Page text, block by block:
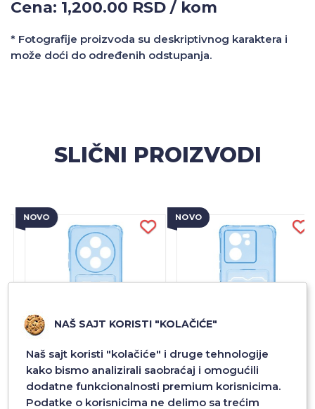
Cena: 1,200.00 RSD / kom
* Fotografije proizvoda su deskriptivnog karaktera i
može doći do određenih odstupanja.
SLIČNI PROIZVODI
NOVO
FUTROLA CLEAR WALLET
ZA XIAOMI REDMI 14C 4G
PLAVA
NOVO
FUTROLA CLEAR WALLET
ZA XIAOMI REDMI 13T
PLAVA
NAŠ SAJT KORISTI "KOLAČIĆE"
Naš sajt koristi "kolačiće" i druge tehnologije
kako bismo analizirali saobraćaj i omogućili
dodatne funkcionalnosti premium korisnicima.
Podatke o korisnicima ne delimo sa trećim